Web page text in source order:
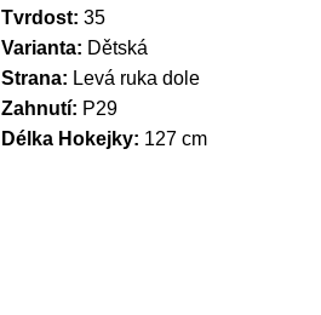
Tvrdost: 35
Varianta: Dětská
Strana: Levá ruka dole
Zahnutí: P29
Délka Hokejky: 127 cm